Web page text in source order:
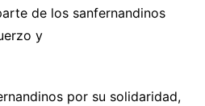
de los sanfernandinos
y
por su solidaridad,